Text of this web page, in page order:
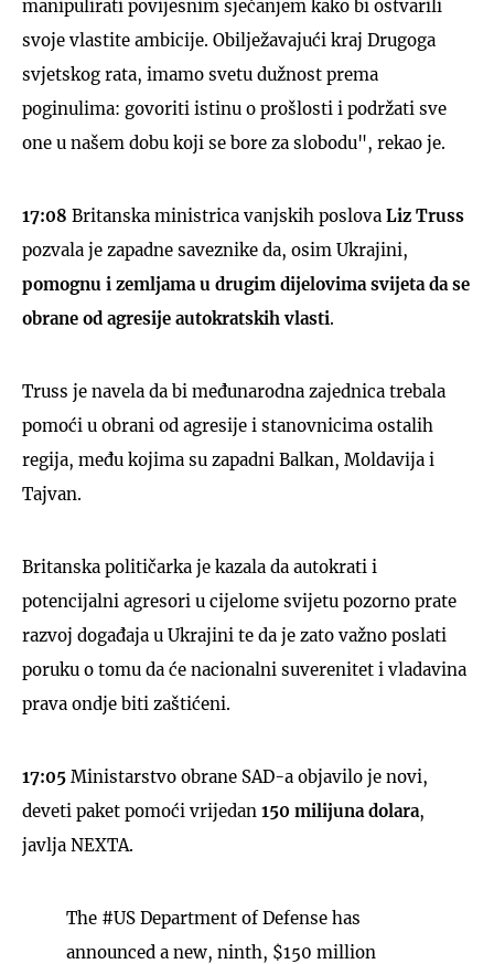
manipulirati povijesnim sjećanjem kako bi ostvarili
svoje vlastite ambicije. Obilježavajući kraj Drugoga
svjetskog rata, imamo svetu dužnost prema
poginulima: govoriti istinu o prošlosti i podržati sve
one u našem dobu koji se bore za slobodu", rekao je.
17:08 Britanska ministrica vanjskih poslova Liz Truss
pozvala je zapadne saveznike da, osim Ukrajini,
pomognu i zemljama u drugim dijelovima svijeta da se
obrane od agresije autokratskih vlasti.
Truss je navela da bi međunarodna zajednica trebala
pomoći u obrani od agresije i stanovnicima ostalih
regija, među kojima su zapadni Balkan, Moldavija i
Tajvan.
Britanska političarka je kazala da autokrati i
potencijalni agresori u cijelome svijetu pozorno prate
razvoj događaja u Ukrajini te da je zato važno poslati
poruku o tomu da će nacionalni suverenitet i vladavina
prava ondje biti zaštićeni.
17:05 Ministarstvo obrane SAD-a objavilo je novi,
deveti paket pomoći vrijedan 150 milijuna dolara,
javlja NEXTA.
The #US Department of Defense has
announced a new, ninth, $150 million